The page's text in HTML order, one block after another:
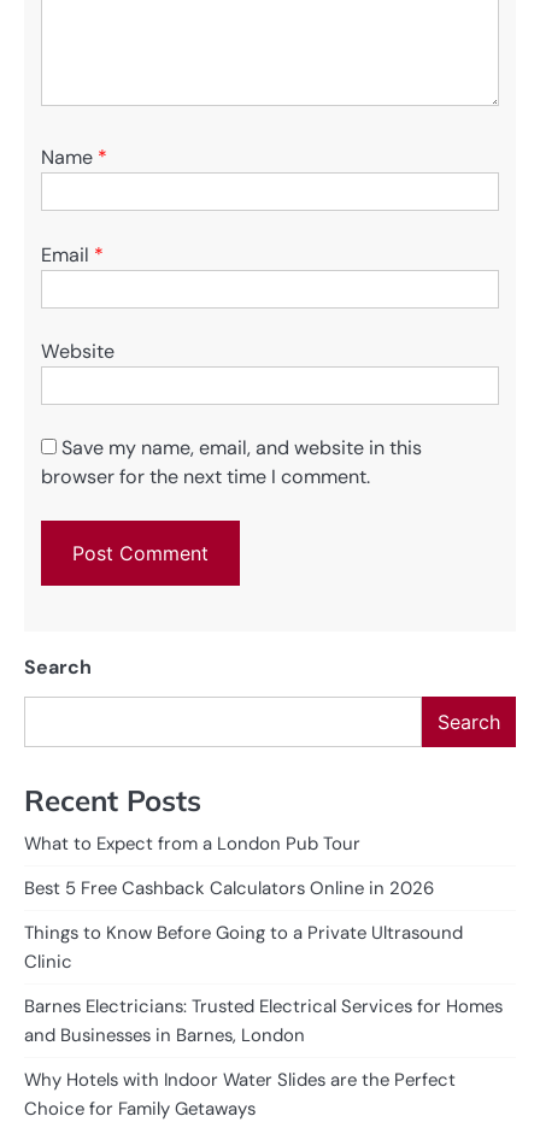
Name *
Email *
Website
Save my name, email, and website in this
browser for the next time I comment.
Search
Search
Recent Posts
What to Expect from a London Pub Tour
Best 5 Free Cashback Calculators Online in 2026
Things to Know Before Going to a Private Ultrasound
Clinic
Barnes Electricians: Trusted Electrical Services for Homes
and Businesses in Barnes, London
Why Hotels with Indoor Water Slides are the Perfect
Choice for Family Getaways